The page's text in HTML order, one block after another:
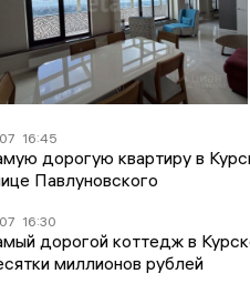
16:45
дорогую квартиру в
Павлуновского
16:30
дорогой коттедж в
миллионов рублей